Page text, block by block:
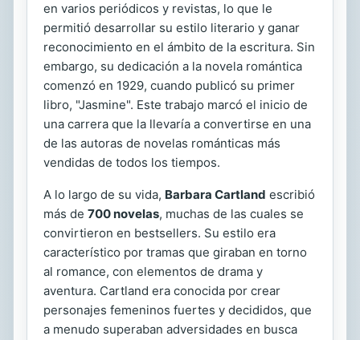
en varios periódicos y revistas, lo que le
permitió desarrollar su estilo literario y ganar
reconocimiento en el ámbito de la escritura. Sin
embargo, su dedicación a la novela romántica
comenzó en 1929, cuando publicó su primer
libro, "Jasmine". Este trabajo marcó el inicio de
una carrera que la llevaría a convertirse en una
de las autoras de novelas románticas más
vendidas de todos los tiempos.
A lo largo de su vida, Barbara Cartland escribió
más de 700 novelas, muchas de las cuales se
convirtieron en bestsellers. Su estilo era
característico por tramas que giraban en torno
al romance, con elementos de drama y
aventura. Cartland era conocida por crear
personajes femeninos fuertes y decididos, que
a menudo superaban adversidades en busca